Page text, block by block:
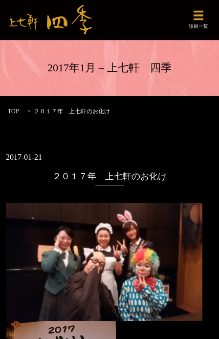
メニュ
項目一覧
2017年1月 – 上七軒 四季
TOP ２０１７年 上七軒のお化け
2017-01-21
２０１７年 上七軒のお化け